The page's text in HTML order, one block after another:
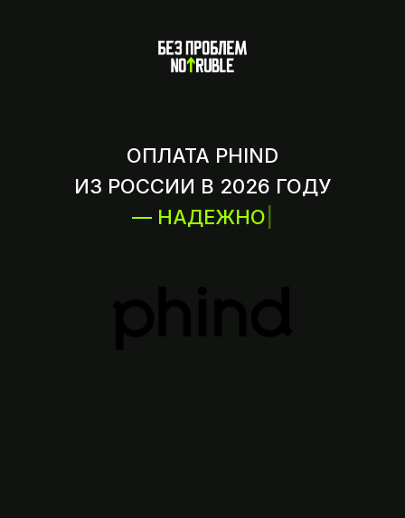
ОПЛАТА PHIND
ИЗ РОССИИ В 2026 ГОДУ
— НАДЕЖНО